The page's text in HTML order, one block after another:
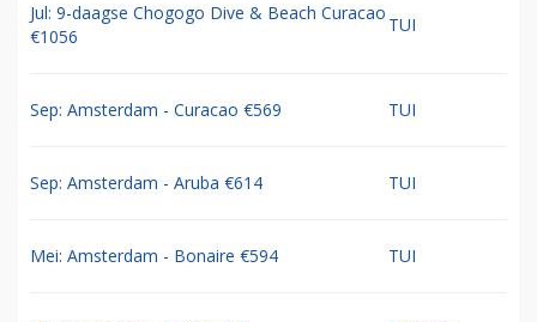
Jul: 9-daagse Chogogo Dive & Beach Curacao
€1056
TUI
Sep: Amsterdam - Curacao €569 TUI
Sep: Amsterdam - Aruba €614 TUI
Mei: Amsterdam - Bonaire €594 TUI